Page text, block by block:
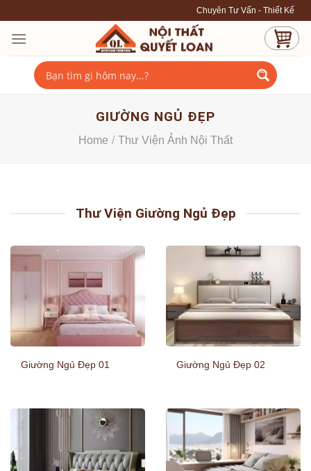
content
Chuyên Tư Vấn - Thiết Kế - Thi Công nội thất cao cấp
GIƯỜNG NGỦ ĐẸP
Home / Thư Viện Ảnh Nội Thất
Thư Viện Giường Ngủ Đẹp
Giường Ngủ Đẹp 01 Giường Ngủ Đẹp 02